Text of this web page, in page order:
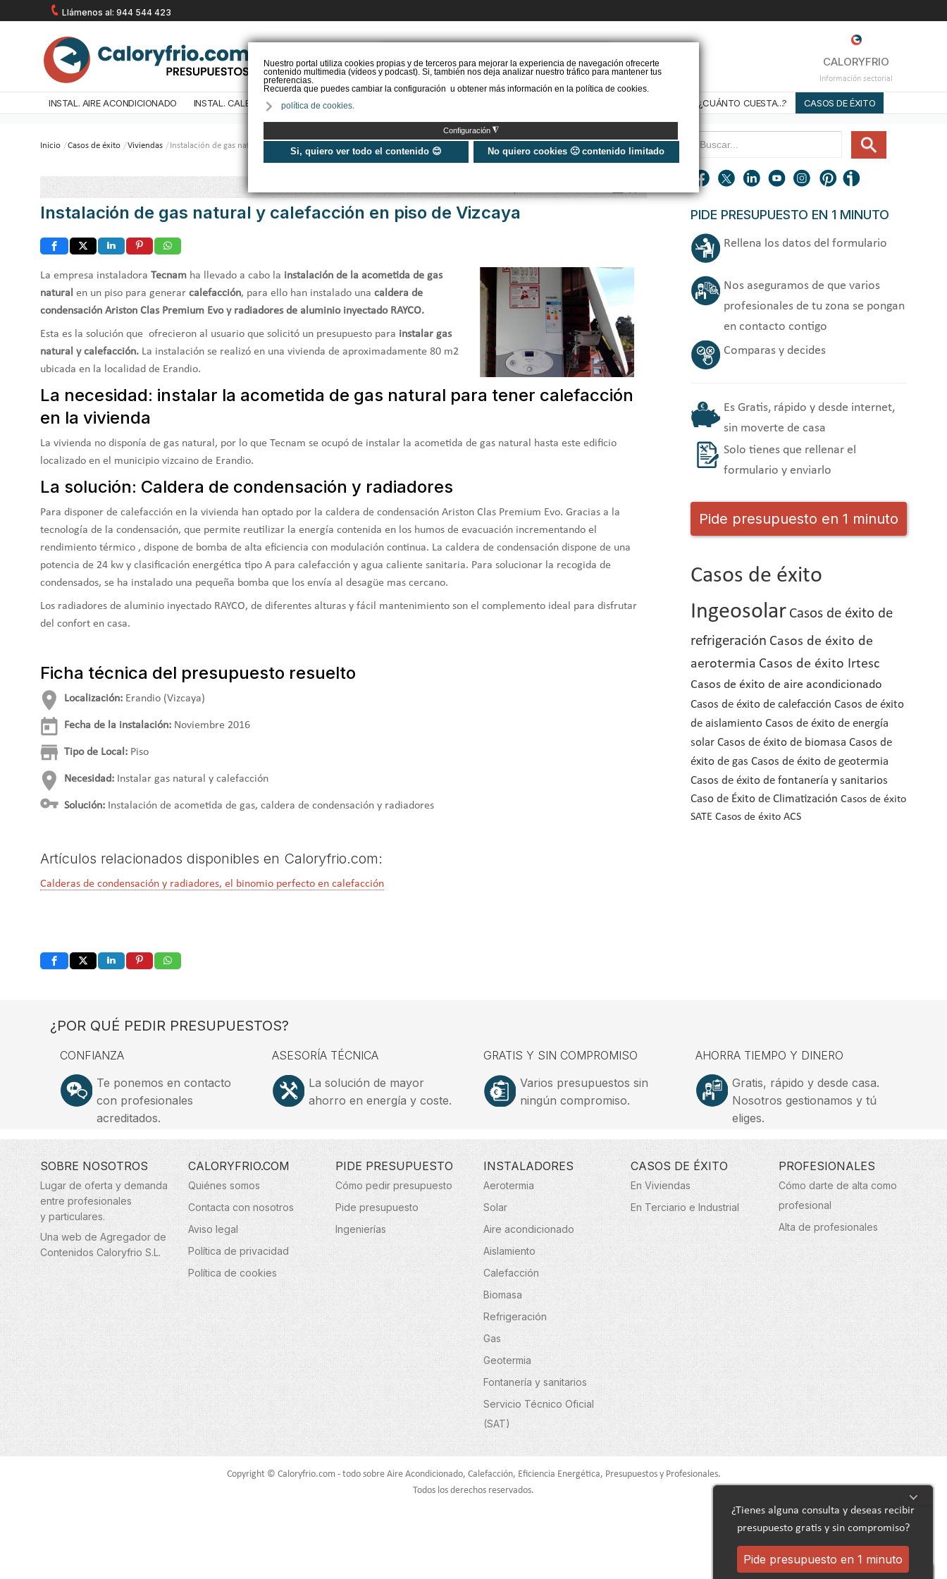
Nuestro portal utiliza cookies propias y de terceros para mejorar la experiencia de navegación ofrecerte
contenido multimedia (vídeos y podcast). Si, también nos deja analizar nuestro tráfico para mantener tus
preferencias.
Recuerda que puedes cambiar la configuración u obtener más información en la política de cookies.
política de cookies.
Configuración ◮
Si, quiero ver todo el contenido 😊 No quiero cookies 🙁 contenido limitado
Llámenos al: 944 544 423
PIDE PRESUPUESTO CALORYFRIO
Información sectorial
INSTAL. AIRE ACONDICIONADO INSTAL. CALEFACCIÓN INSTAL. AEROTERMIA ¿CUÁNTO CUESTA...? CASOS DE ÉXITO
Inicio /Casos de éxito /Viviendas /Instalación de gas natural y calefacción en piso de Vizcaya
Instalación de gas natural y calefacción en piso de Vizcaya
La empresa instaladora Tecnam ha llevado a cabo la instalación de la acometida de gas
natural en un piso para generar calefacción, para ello han instalado una caldera de
condensación Ariston Clas Premium Evo y radiadores de aluminio inyectado RAYCO.
Esta es la solución que ofrecieron al usuario que solicitó un presupuesto para instalar gas
natural y calefacción. La instalación se realizó en una vivienda de aproximadamente 80 m2
ubicada en la localidad de Erandio.
La necesidad: instalar la acometida de gas natural para tener calefacción
en la vivienda
La vivienda no disponía de gas natural, por lo que Tecnam se ocupó de instalar la acometida de gas natural hasta este edificio
localizado en el municipio vizcaino de Erandio.
La solución: Caldera de condensación y radiadores
Para disponer de calefacción en la vivienda han optado por la caldera de condensación Ariston Clas Premium Evo. Gracias a la
tecnología de la condensación, que permite reutilizar la energía contenida en los humos de evacuación incrementando el
rendimiento térmico , dispone de bomba de alta eficiencia con modulación continua. La caldera de condensación dispone de una
potencia de 24 kw y clasificación energética tipo A para calefacción y agua caliente sanitaria. Para solucionar la recogida de
condensados, se ha instalado una pequeña bomba que los envía al desagüe mas cercano.
Los radiadores de aluminio inyectado RAYCO, de diferentes alturas y fácil mantenimiento son el complemento ideal para disfrutar
del confort en casa.
Ficha técnica del presupuesto resuelto
Localización: Erandio (Vizcaya)
Fecha de la instalación: Noviembre 2016
Tipo de Local: Piso
Necesidad: Instalar gas natural y calefacción
Solución: Instalación de acometida de gas, caldera de condensación y radiadores
Artículos relacionados disponibles en Caloryfrio.com:
Calderas de condensación y radiadores, el binomio perfecto en calefacción
PIDE PRESUPUESTO EN 1 MINUTO
Rellena los datos del formulario
Nos aseguramos de que varios
profesionales de tu zona se pongan
en contacto contigo
Comparas y decides
Es Gratis, rápido y desde internet,
sin moverte de casa
Solo tienes que rellenar el
formulario y enviarlo
Pide presupuesto en 1 minuto
Casos de éxito
Ingeosolar Casos de éxito de
refrigeración Casos de éxito de
aerotermia Casos de éxito Irtesc
Casos de éxito de aire acondicionado
Casos de éxito de calefacción Casos de éxito
de aislamiento Casos de éxito de energía
solar Casos de éxito de biomasa Casos de
éxito de gas Casos de éxito de geotermia
Casos de éxito de fontanería y sanitarios
Caso de Éxito de Climatización Casos de éxito
SATE Casos de éxito ACS
¿POR QUÉ PEDIR PRESUPUESTOS?
CONFIANZA
Te ponemos en contacto
con profesionales
acreditados.
ASESORÍA TÉCNICA
La solución de mayor
ahorro en energía y coste.
GRATIS Y SIN COMPROMISO
Varios presupuestos sin
ningún compromiso.
AHORRA TIEMPO Y DINERO
Gratis, rápido y desde casa.
Nosotros gestionamos y tú
eliges.
SOBRE NOSOTROS
Lugar de oferta y demanda
entre profesionales
y particulares.
Una web de Agregador de
Contenidos Caloryfrio S.L.
CALORYFRIO.COM
Quiénes somos
Contacta con nosotros
Aviso legal
Política de privacidad
Política de cookies
PIDE PRESUPUESTO
Cómo pedir presupuesto
Pide presupuesto
Ingenierías
INSTALADORES
Aerotermia
Solar
Aire acondicionado
Aislamiento
Calefacción
Biomasa
Refrigeración
Gas
Geotermia
Fontanería y sanitarios
Servicio Técnico Oficial
(SAT)
CASOS DE ÉXITO
En Viviendas
En Terciario e Industrial
PROFESIONALES
Cómo darte de alta como
profesional
Alta de profesionales
Copyright © Caloryfrio.com - todo sobre Aire Acondicionado, Calefacción, Eficiencia Energética, Presupuestos y Profesionales.
Todos los derechos reservados.
¿Tienes alguna consulta y deseas recibir
presupuesto gratis y sin compromiso?
Pide presupuesto en 1 minuto